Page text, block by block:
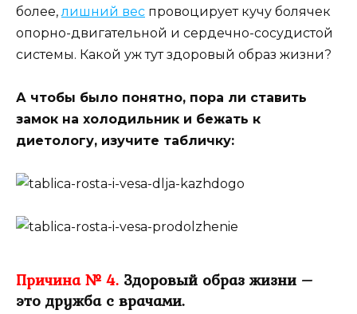
более,лишний вес провоцирует кучу болячек
опорно-двигательной и сердечно-сосудистой
системы. Какой уж тут здоровый образ жизни?
А чтобы было понятно, пора ли ставить
замок на холодильник и бежать к
диетологу, изучите табличку:
Причина № 4. Здоровый образ жизни –
это дружба с врачами.